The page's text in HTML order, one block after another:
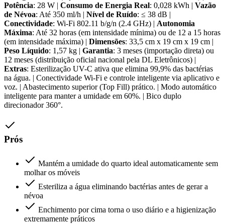
Potência: 28 W | Consumo de Energia Real: 0,028 kWh | Vazão
de Névoa: Até 350 ml/h | Nível de Ruído: ≤ 38 dB |
Conectividade: Wi-Fi 802.11 b/g/n (2.4 GHz) | Autonomia
Máxima: Até 32 horas (em intensidade mínima) ou de 12 a 15 horas
(em intensidade máxima) | Dimensões: 33,5 cm x 19 cm x 19 cm |
Peso Líquido: 1,57 kg | Garantia: 3 meses (importação direta) ou
12 meses (distribuição oficial nacional pela DL Eletrônicos) |
Extras: Esterilização UV-C ativa que elimina 99,9% das bactérias
na água. | Conectividade Wi-Fi e controle inteligente via aplicativo e
voz. | Abastecimento superior (Top Fill) prático. | Modo automático
inteligente para manter a umidade em 60%. | Bico duplo
direcionador 360°.
Prós
Mantém a umidade do quarto ideal automaticamente sem
molhar os móveis
Esteriliza a água eliminando bactérias antes de gerar a
névoa
Enchimento por cima torna o uso diário e a higienização
extremamente práticos